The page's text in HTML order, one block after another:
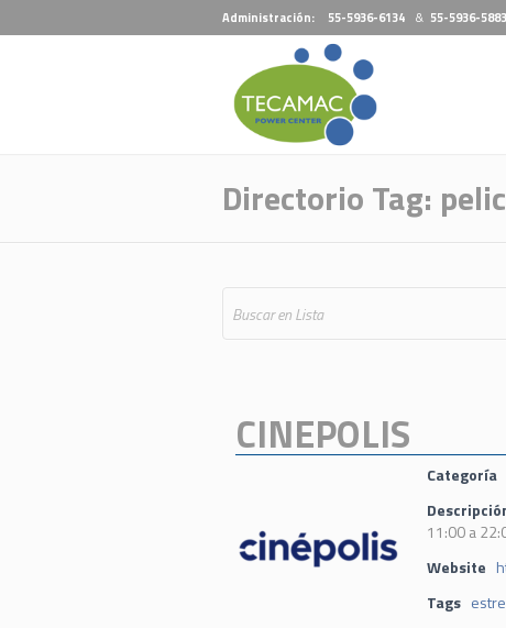
Administración: 55-5936-6134 & 55-5936-5883
Directorio Tag:
CINEPOLIS
Categoría
11:00 a
Website
Tags